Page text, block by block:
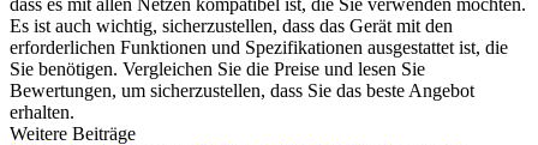
dass es mit allen Netzen kompatibel ist, die Sie verwenden möchten.
Es ist auch wichtig, sicherzustellen, dass das Gerät mit den
erforderlichen Funktionen und Spezifikationen ausgestattet ist, die
Sie benötigen. Vergleichen Sie die Preise und lesen Sie
Bewertungen, um sicherzustellen, dass Sie das beste Angebot
erhalten.
Weitere Beiträge